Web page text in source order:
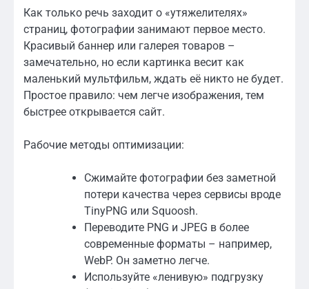
Как только речь заходит о «утяжелителях»
страниц, фотографии занимают первое место.
Красивый баннер или галерея товаров –
замечательно, но если картинка весит как
маленький мультфильм, ждать её никто не будет.
Простое правило: чем легче изображения, тем
быстрее открывается сайт.
Рабочие методы оптимизации:
Сжимайте фотографии без заметной
потери качества через сервисы вроде
TinyPNG или Squoosh.
Переводите PNG и JPEG в более
современные форматы – например,
WebP. Он заметно легче.
Используйте «ленивую» подгрузку